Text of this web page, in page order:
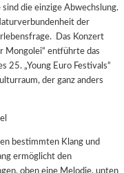
die einzige Abwechslung.
der
Das Konzert
Mongolei“ entführte das
25. „Young Euro Festivals“
der ganz anders
bestimmten Klang und
ermöglicht den